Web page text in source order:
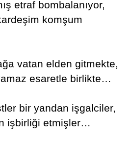
etraf bombalanıyor,
komşum
vatan elden gitmekte,
esaretle birlikte…
bir yandan işgalciler,
işbirliği etmişler…